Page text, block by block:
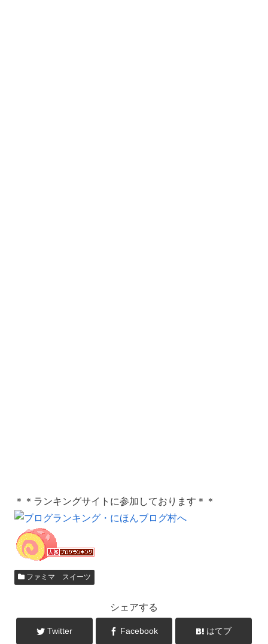
＊＊ランキングサイトに参加しております＊＊
ファミマ スイーツ
シェアする
Twitter Facebook はてブ